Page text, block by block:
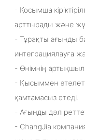
- Қосымша
арттырады және
- Тұрақты ағынды
интеграциялауға
- Өнімнің
- Қысыммен
қамтамасыз етеді.
- Ағынды дәл
- ChangJia